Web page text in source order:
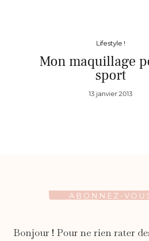
Lifestyle !
Mon maquillage
sport
13 janvier 2013
ABONNEZ-
Bonjour ! Pour ne rien rater